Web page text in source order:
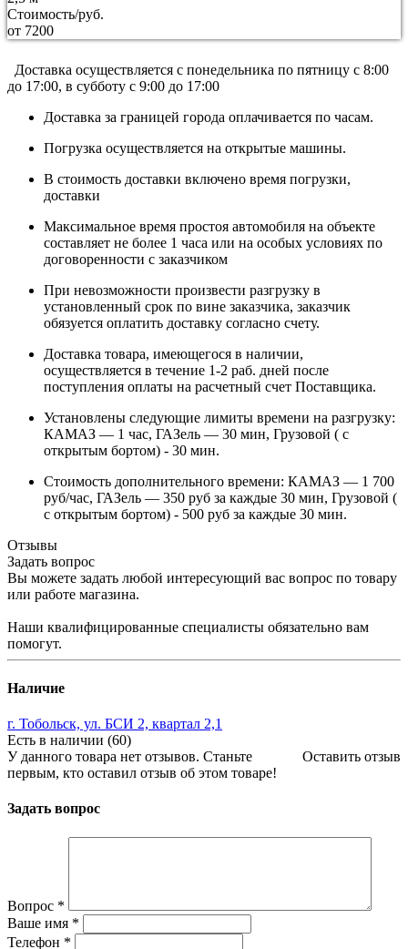
Стоимость/руб.
от 7200
Доставка осуществляется c понедельника по пятницу с 8:00
до 17:00, в субботу с 9:00 до 17:00
Доставка за границей города оплачивается по часам.
Погрузка осуществляется на открытые машины.
В стоимость доставки включено время погрузки,
доставки
Максимальное время простоя автомобиля на объекте
составляет не более 1 часа или на особых условиях по
договоренности с заказчиком
При невозможности произвести разгрузку в
установленный срок по вине заказчика, заказчик
обязуется оплатить доставку согласно счету.
Доставка товара, имеющегося в наличии,
осуществляется в течение 1-2 раб. дней после
поступления оплаты на расчетный счет Поставщика.
Установлены следующие лимиты времени на разгрузку:
КАМАЗ — 1 час, ГАЗель — 30 мин, Грузовой ( с
открытым бортом) - 30 мин.
Стоимость дополнительного времени: КАМАЗ — 1 700
руб/час, ГАЗель — 350 руб за каждые 30 мин, Грузовой (
с открытым бортом) - 500 руб за каждые 30 мин.
Отзывы
Задать вопрос
Вы можете задать любой интересующий вас вопрос по товару
или работе магазина.
Наши квалифицированные специалисты обязательно вам
помогут.
Наличие
г. Тобольск, ул. БСИ 2, квартал 2,1
Есть в наличии (60)
Оставить отзыв
У данного товара нет отзывов. Станьте
первым, кто оставил отзыв об этом товаре!
Задать вопрос
Вопрос *
Ваше имя *
Телефон *